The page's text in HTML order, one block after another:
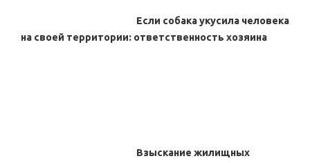
Если собака укусила человека
на своей территории: ответственность хозяина
Взыскание жилищных